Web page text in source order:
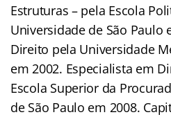
Estruturas – pela Escola
Universidade de São Paulo
Direito pela Universidade
em 2002. Especialista em
Escola Superior da
de São Paulo em 2008.